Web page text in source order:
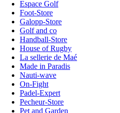
Espace Golf
Foot-Store
Galopp-Store
Golf and co
Handball-Store
House of Rugby
La sellerie de Maé
Made in Paradis
Nauti-wave
On-Fight
Padel-Expert
Pecheur-Store
Pet and Garden